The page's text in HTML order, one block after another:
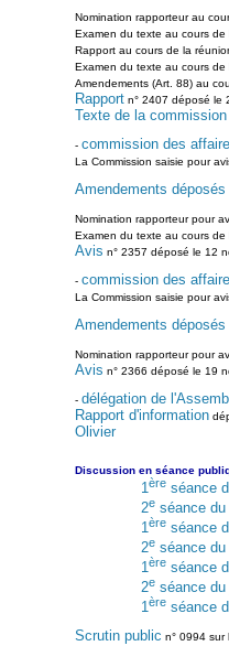
Nomination rapporteur au
Examen du texte au cours de
Rapport au cours de la
Examen du texte au cours de
Amendements (Art. 88) au
Rapportn° 2407 déposé le
Texte de la commission
- commission des
La Commission saisie pour
Amendements
Nomination rapporteur pour
Examen du texte au cours de
Avis n° 2357 déposé le 12
- commission des
La Commission saisie pour
Amendements
Nomination rapporteur pour
Avis n° 2366 déposé le 19
- délégation de
Rapport d'information
Olivier
Discussion en séance
1ère séance
2e séance
1ère séance
2e séance
1ère séance
2e séance du
1ère séance
Scrutin public n° 0994 sur